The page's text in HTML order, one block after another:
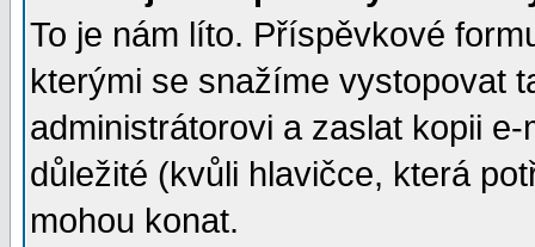
To je nám líto. Příspěvkové
kterými se snažíme vystopovat
administrátorovi a zaslat kopii
důležité (kvůli hlavičce, která
mohou konat.